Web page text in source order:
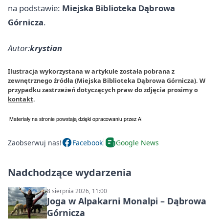
na podstawie: Miejska Biblioteka Dąbrowa
Górnicza.
Autor:krystian
Ilustracja wykorzystana w artykule została pobrana z
zewnętrznego źródła (Miejska Biblioteka Dąbrowa Górnicza). W
przypadku zastrzeżeń dotyczących praw do zdjęcia prosimy o
kontakt.
Zaobserwuj nas! Facebook Google News
Nadchodzące wydarzenia
8 sierpnia 2026, 11:00
Joga w Alpakarni Monalpi – Dąbrowa
Górnicza